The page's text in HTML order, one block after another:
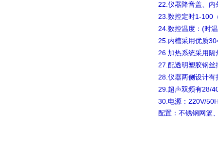
22. 仪器降音盖、内
23. 数控定时1-100
24. 数控温度： (时温
25. 内槽采用优质
26. 加热系统采用隔
27. 配透明塑胶钢丝
28. 仪器两侧设计有
29. 超声双频有28/
30. 电源： 220V/
配置：不锈钢网篮